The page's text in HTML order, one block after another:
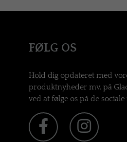
FØLG OS
Hold dig opdateret med
produktnyheder mv. på
ved at følge os på de